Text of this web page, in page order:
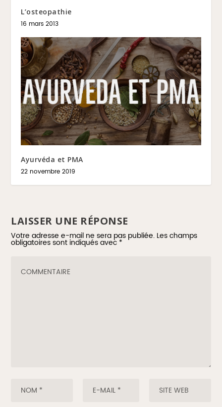
L’osteopathie
16 mars 2013
Ayurvéda et PMA
22 novembre 2019
LAISSER UNE RÉPONSE
Votre adresse e-mail ne sera pas publiée. Les champs
obligatoires sont indiqués avec *